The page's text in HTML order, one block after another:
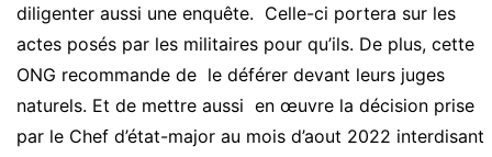
diligenter aussi une enquête. Celle-ci portera sur les
actes posés par les militaires pour qu’ils. De plus, cette
ONG recommande de le déférer devant leurs juges
naturels. Et de mettre aussi en œuvre la décision prise
par le Chef d’état-major au mois d’aout 2022 interdisant